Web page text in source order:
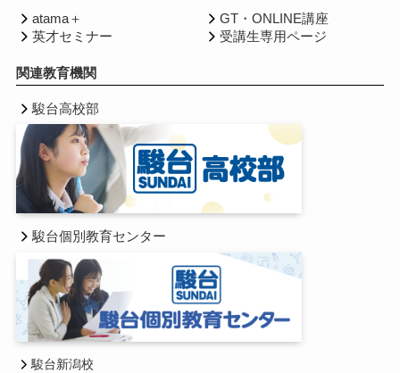
atama＋
英才セミナー
GT・ONLINE講座
受講生専用ページ
関連教育機関
駿台高校部
駿台個別教育センター
駿台新潟校